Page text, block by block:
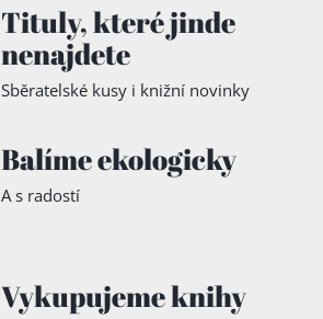
Tituly,které jinde
nenajdete
Sběratelské kusy i knižní novinky
Balíme ekologicky
A s radostí
Vykupujeme knihy